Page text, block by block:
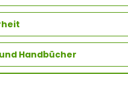
Handbücher